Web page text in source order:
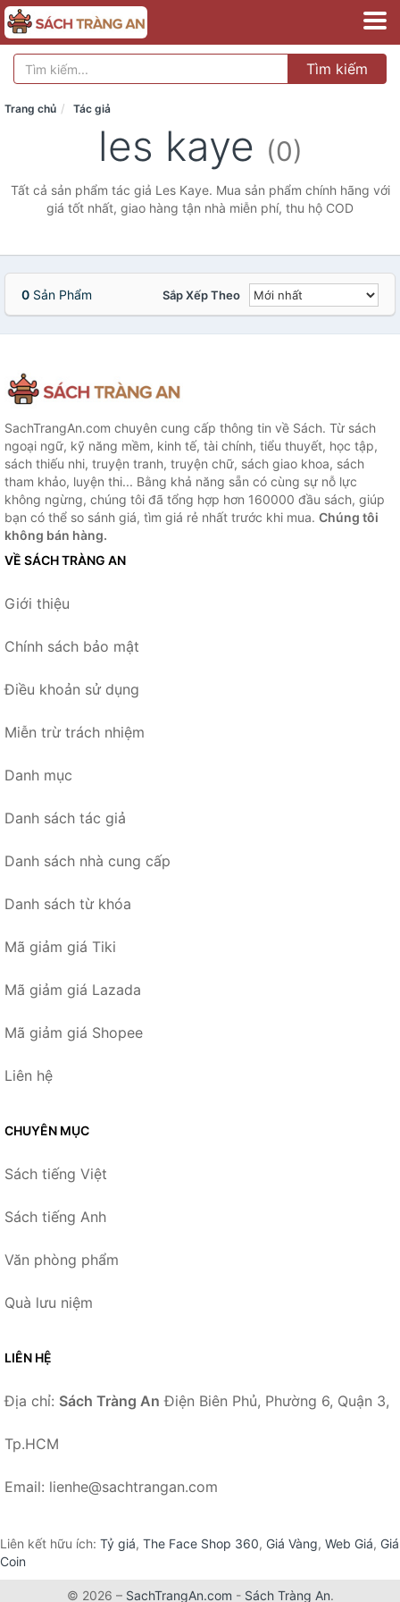
Tìm kiếm
Trang chủ Tác giả
les kaye (0)
Tất cả sản phẩm tác giả Les Kaye. Mua sản phẩm chính hãng với
giá tốt nhất, giao hàng tận nhà miễn phí, thu hộ COD
0 Sản Phẩm Sắp Xếp Theo
SachTrangAn.com chuyên cung cấp thông tin về Sách. Từ sách
ngoại ngữ, kỹ năng mềm, kinh tế, tài chính, tiểu thuyết, học tập,
sách thiếu nhi, truyện tranh, truyện chữ, sách giao khoa, sách
tham khảo, luyện thi... Bằng khả năng sẵn có cùng sự nỗ lực
không ngừng, chúng tôi đã tổng hợp hơn 160000 đầu sách, giúp
bạn có thể so sánh giá, tìm giá rẻ nhất trước khi mua. Chúng tôi
không bán hàng.
VỀ SÁCH TRÀNG AN
Giới thiệu
Chính sách bảo mật
Điều khoản sử dụng
Miễn trừ trách nhiệm
Danh mục
Danh sách tác giả
Danh sách nhà cung cấp
Danh sách từ khóa
Mã giảm giá Tiki
Mã giảm giá Lazada
Mã giảm giá Shopee
Liên hệ
CHUYÊN MỤC
Sách tiếng Việt
Sách tiếng Anh
Văn phòng phẩm
Quà lưu niệm
LIÊN HỆ
Địa chỉ: Sách Tràng An Điện Biên Phủ, Phường 6, Quận 3,
Tp.HCM
Email: lienhe@sachtrangan.com
Liên kết hữu ích: Tỷ giá, The Face Shop 360, Giá Vàng, Web Giá, Giá
Coin
© 2026 – SachTrangAn.com - Sách Tràng An.